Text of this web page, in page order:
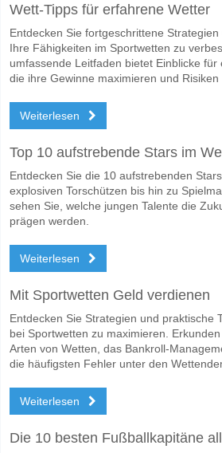
Wofür ist die richtige
Auf der riskanten Seite, können Sie das
Wett-Tipps für erfahrene Wetter
Entdecken Sie fortgeschrittene
Ihre Fähigkeiten im Sportwetten zu
umfassende Leitfaden bietet Einblicke für
die ihre Gewinne maximieren und Risiken
Weiterlesen
Top 10 aufstrebende Stars im
Entdecken Sie die 10 aufstrebenden
explosiven Torschützen bis hin zu
sehen Sie, welche jungen Talente die
prägen werden.
Weiterlesen
Mit Sportwetten Geld verdienen
Entdecken Sie Strategien und praktische
bei Sportwetten zu maximieren.
Arten von Wetten, das Bankroll-
die häufigsten Fehler unter den
Weiterlesen
Die 10 besten Fußballkapitäne